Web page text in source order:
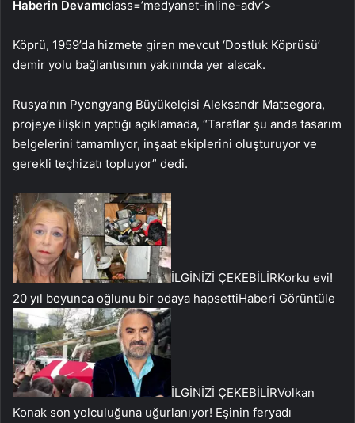
Haberin Devamıclass=’medyanet-inline-adv’>
Köprü, 1959’da hizmete giren mevcut ‘Dostluk Köprüsü’
demir yolu bağlantısının yakınında yer alacak.
Rusya’nın Pyongyang Büyükelçisi Aleksandr Matsegora,
projeye ilişkin yaptığı açıklamada, “Taraflar şu anda tasarım
belgelerini tamamlıyor, inşaat ekiplerini oluşturuyor ve
gerekli teçhizatı topluyor” dedi.
İLGİNİZİ ÇEKEBİLİRKorku evi!
20 yıl boyunca oğlunu bir odaya hapsettiHaberi Görüntüle
İLGİNİZİ ÇEKEBİLİRVolkan
Konak son yolculuğuna uğurlanıyor! Eşinin feryadı